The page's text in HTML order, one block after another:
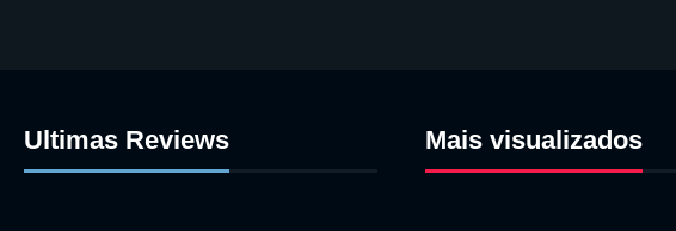
Ultimas Reviews Mais visualizados